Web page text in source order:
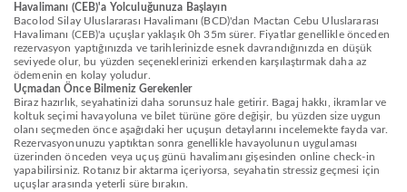
Havalimanı (CEB)'a Yolculuğunuza Başlayın
Bacolod Silay Uluslararası Havalimanı (BCD)'dan Mactan Cebu Uluslararası
Havalimanı (CEB)'a uçuşlar yaklaşık 0h 35m sürer. Fiyatlar genellikle önceden
rezervasyon yaptığınızda ve tarihlerinizde esnek davrandığınızda en düşük
seviyede olur, bu yüzden seçeneklerinizi erkenden karşılaştırmak daha az
ödemenin en kolay yoludur.
Uçmadan Önce Bilmeniz Gerekenler
Biraz hazırlık, seyahatinizi daha sorunsuz hale getirir. Bagaj hakkı, ikramlar ve
koltuk seçimi havayoluna ve bilet türüne göre değişir, bu yüzden size uygun
olanı seçmeden önce aşağıdaki her uçuşun detaylarını incelemekte fayda var.
Rezervasyonunuzu yaptıktan sonra genellikle havayolunun uygulaması
üzerinden önceden veya uçuş günü havalimanı gişesinden online check-in
yapabilirsiniz. Rotanız bir aktarma içeriyorsa, seyahatin stressiz geçmesi için
uçuşlar arasında yeterli süre bırakın.